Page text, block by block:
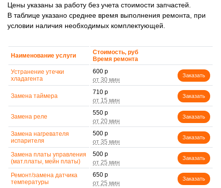
Цены указаны за работу без учета стоимости запчастей.
В таблице указано среднее время выполнения ремонта, при
условии наличия необходимых комплектующей.
Наименование услуги
Стоимость, руб
Время ремонта
Устранение утечки
хладагента
600 р
Заказать
Замена таймера
710 р
Заказать
Замена реле
550 р
Заказать
Замена нагревателя
испарителя
500 р
Заказать
Замена платы управления
(мат.платы, мейн платы)
500 р
Заказать
Ремонт/замена датчика
температуры
650 р
Заказать